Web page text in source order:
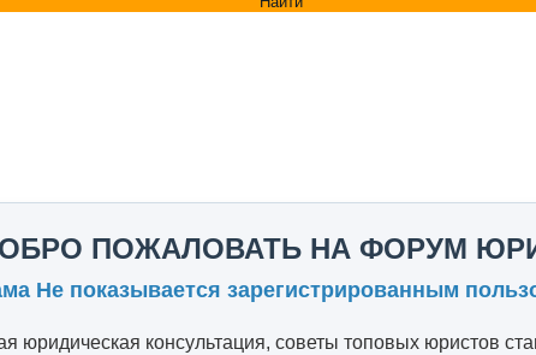
ПОЖАЛОВАТЬ НА ФОРУМ
Не показывается зарегистрированным
консультация, советы топовых юристов